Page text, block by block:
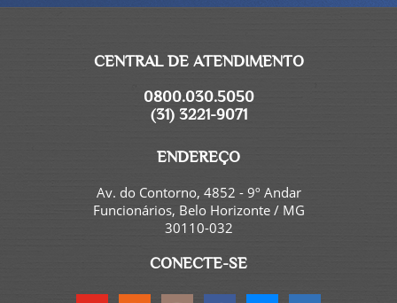
CENTRAL DE ATENDIMENTO
0800.030.5050
(31) 3221-9071
ENDEREÇO
Av. do Contorno, 4852 - 9º Andar
Funcionários, Belo Horizonte / MG
30110-032
CONECTE-SE